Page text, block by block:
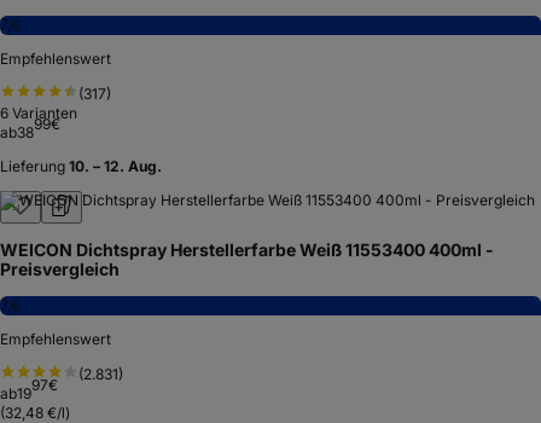
7,6
Empfehlenswert
(317)
6 Varianten
ab3899€
Lieferung 10. – 12. Aug.
WEICON Dichtspray Herstellerfarbe Weiß 11553400 400ml -
Preisvergleich
7,6
Empfehlenswert
(2.831)
ab1997€
(32,48 €/l)